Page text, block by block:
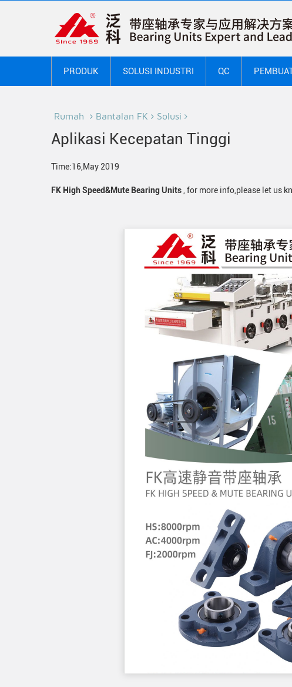
PRODUK SOLUSI INDUSTRI QC
Rumah Bantalan FK Solusi
Aplikasi Kecepatan Tinggi
Time:16,May 2019
FK High Speed&Mute Bearing Units , for more info,please let us